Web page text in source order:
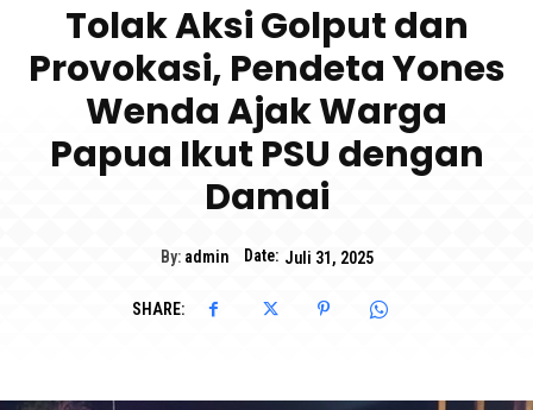
Tolak Aksi Golput dan
Provokasi, Pendeta Yones
Wenda Ajak Warga
Papua Ikut PSU dengan
Damai
By: admin Date: Juli 31, 2025
SHARE: